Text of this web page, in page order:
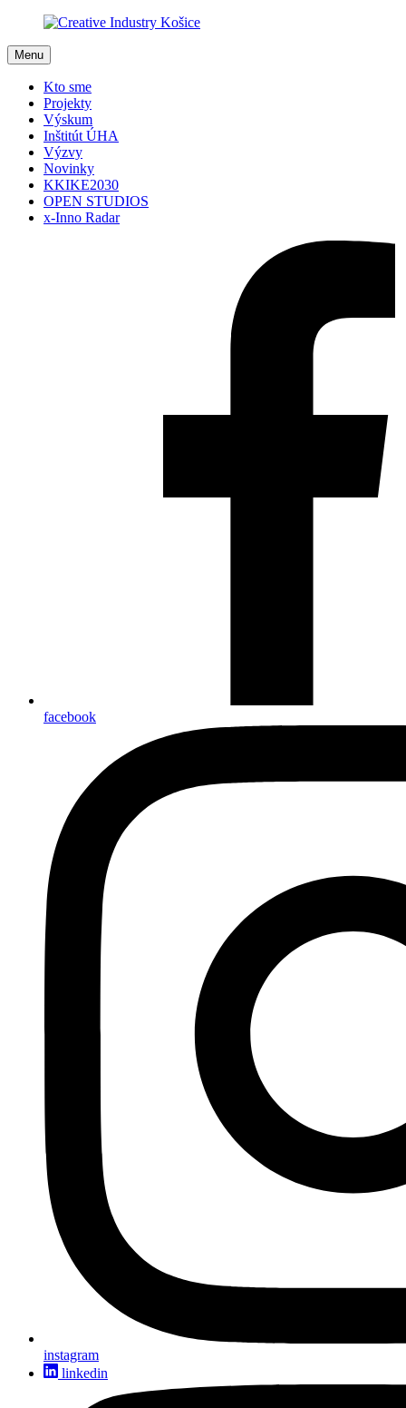
Menu
Kto sme
Projekty
Výskum
Inštitút ÚHA
Výzvy
Novinky
KKIKE2030
OPEN STUDIOS
x-Inno Radar
facebook
instagram
linkedin